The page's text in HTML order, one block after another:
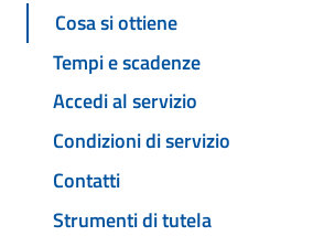
Cosa si ottiene
Tempi e scadenze
Accedi al servizio
Condizioni di servizio
Contatti
Strumenti di tutela